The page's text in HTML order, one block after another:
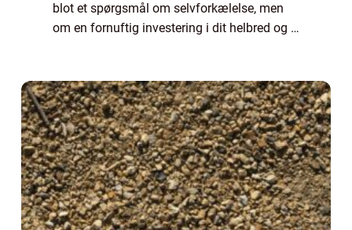
blot et spørgsmål om selvforkælelse, men
om en fornuftig investering i dit helbred og i